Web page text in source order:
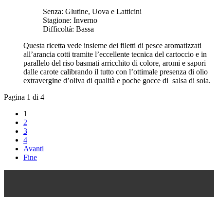
Senza: Glutine, Uova e Latticini
Stagione: Inverno
Difficoltà: Bassa
Questa ricetta vede insieme dei filetti di pesce aromatizzati
all’arancia cotti tramite l’eccellente tecnica del cartoccio e in
parallelo del riso basmati arricchito di colore, aromi e sapori
dalle carote calibrando il tutto con l’ottimale presenza di olio
extravergine d’oliva di qualità e poche gocce di salsa di soia.
Pagina 1 di 4
1
2
3
4
Avanti
Fine